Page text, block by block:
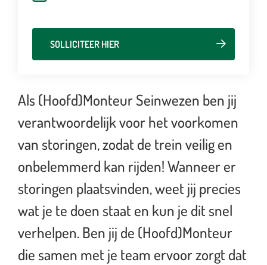
Als (Hoofd)Monteur Seinwezen ben jij
verantwoordelijk voor het voorkomen
van storingen, zodat de trein veilig en
onbelemmerd kan rijden! Wanneer er
storingen plaatsvinden, weet jij precies
wat je te doen staat en kun je dit snel
verhelpen. Ben jij de (Hoofd)Monteur
die samen met je team ervoor zorgt dat
SOLLICITEER HIER